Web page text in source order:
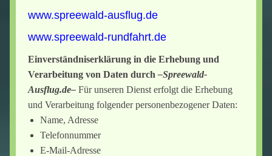
Hochwaldtour
Kahn und Fahrrad
Kahn und Kremser
www.spreewald-ausflug.de
www.spreewald-rundfahrt.de
Einverständniserklärung in die Erhebung und
Verarbeitung von Daten durch–Spreewald-
Ausflug.de– Für unseren Dienst erfolgt die Erhebung
und Verarbeitung folgender personenbezogener Daten:
Name, Adresse
Telefonnummer
E-Mail-Adresse